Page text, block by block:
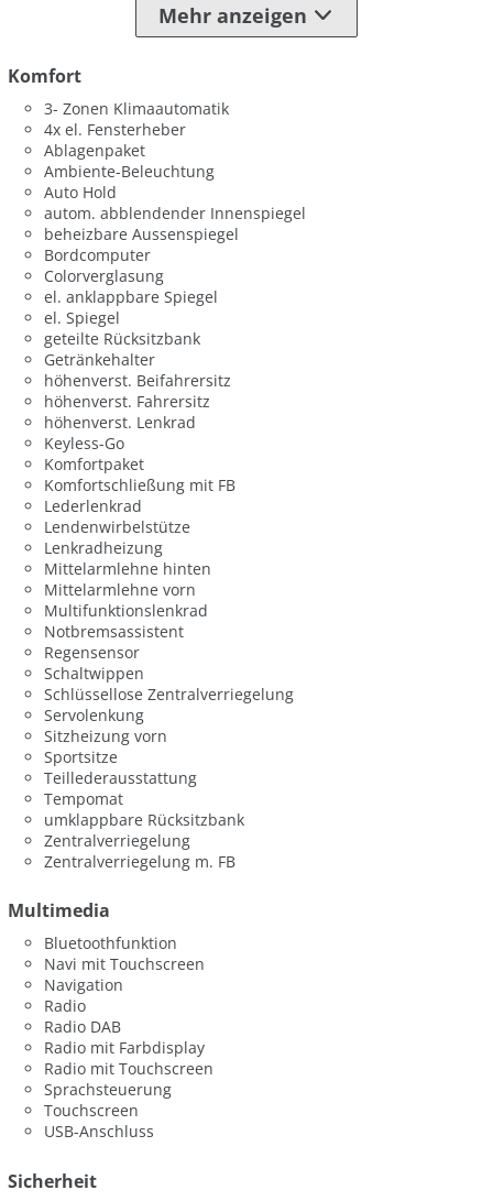
Mehr anzeigen
Komfort
3- Zonen Klimaautomatik
4x el. Fensterheber
Ablagenpaket
Ambiente-Beleuchtung
Auto Hold
autom. abblendender Innenspiegel
beheizbare Aussenspiegel
Bordcomputer
Colorverglasung
el. anklappbare Spiegel
el. Spiegel
geteilte Rücksitzbank
Getränkehalter
höhenverst. Beifahrersitz
höhenverst. Fahrersitz
höhenverst. Lenkrad
Keyless-Go
Komfortpaket
Komfortschließung mit FB
Lederlenkrad
Lendenwirbelstütze
Lenkradheizung
Mittelarmlehne hinten
Mittelarmlehne vorn
Multifunktionslenkrad
Notbremsassistent
Regensensor
Schaltwippen
Schlüssellose Zentralverriegelung
Servolenkung
Sitzheizung vorn
Sportsitze
Teillederausstattung
Tempomat
umklappbare Rücksitzbank
Zentralverriegelung
Zentralverriegelung m. FB
Multimedia
Bluetoothfunktion
Navi mit Touchscreen
Navigation
Radio
Radio DAB
Radio mit Farbdisplay
Radio mit Touchscreen
Sprachsteuerung
Touchscreen
USB-Anschluss
Sicherheit